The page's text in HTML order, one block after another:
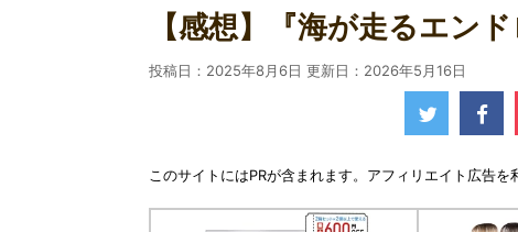
【感想】『海が走るエン
投稿日：2025年8月6日 更新日： 2026年5月16日
このサイトにはPRが含まれます。アフィリエイト広告を